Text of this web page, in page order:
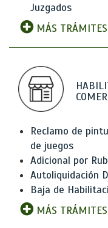
Juzgados
MÁS TRÁMITES
Reclamo de
de juegos
Adicional por
Autoliquidación
Baja de
MÁS TRÁMITES